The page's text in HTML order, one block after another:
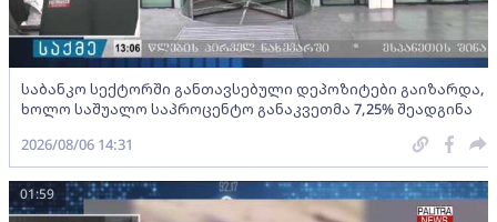
საბანკო სექტორში განთავსებული დეპოზიტები გაიზარდა,
ხოლო საშუალო საპროცენტო განაკვეთმა 7,25% შეადგინა
2026/08/06 14:31
01:59